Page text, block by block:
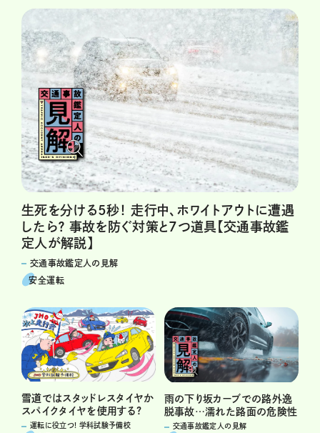
生死を分ける5秒！ 走行中、ホワイトアウトに遭遇
したら？ 事故を防ぐ対策と7つ道具【交通事故鑑
定人が解説】
交通事故鑑定人の見解
安全運転
雪道ではスタッドレスタイヤか
スパイクタイヤを使用する?
運転に役立つ! 学科試験予備校
雨の下り坂カーブでの路外逸
脱事故…濡れた路面の危険性
交通事故鑑定人の見解